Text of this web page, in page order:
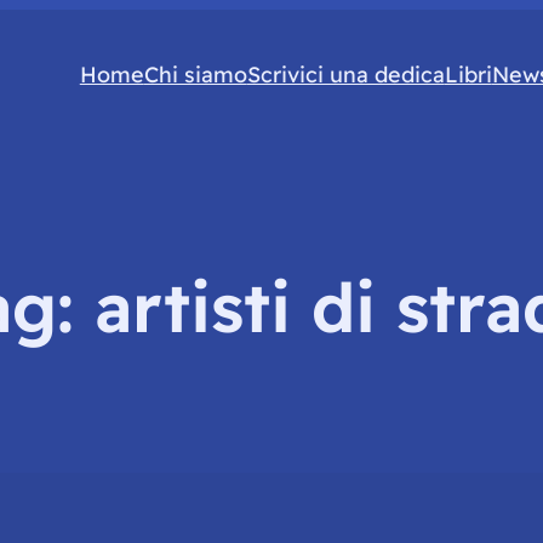
HomeChi siamoScrivici una dedicaLibri
artisti di